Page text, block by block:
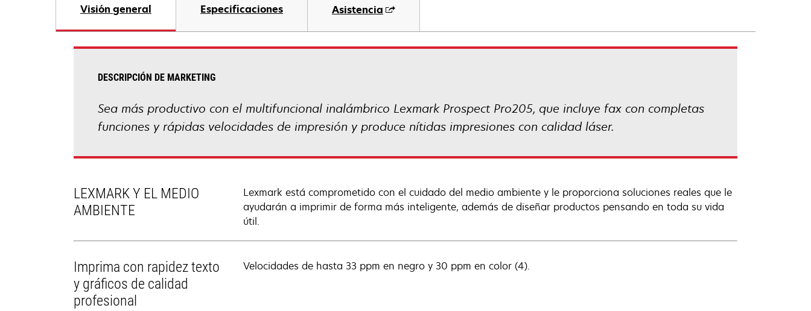
Visión general Especificaciones Asistencia
DESCRIPCIÓN DE MARKETING
Sea más productivo con el multifuncional inalámbrico Lexmark Prospect Pro205, que incluye fax con completas
funciones y rápidas velocidades de impresión y produce nítidas impresiones con calidad láser.
LEXMARK Y EL MEDIO
AMBIENTE
Lexmark está comprometido con el cuidado del medio ambiente y le proporciona soluciones reales que le
ayudarán a imprimir de forma más inteligente, además de diseñar productos pensando en toda su vida
útil.
Imprima con rapidez texto
y gráficos de calidad
profesional
Velocidades de hasta 33 ppm en negro y 30 ppm en color (4).